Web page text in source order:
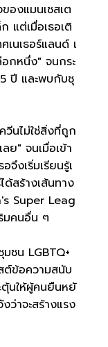
งแมนเชสเต
แต่เมื่อเธอเติ
เนเธอร์แลนด์ เ
อกหนึ่ง" จนกระ
ปี และพบกับชุ
นไม่ใช่สิ่งที่ถูก
ย" จนเมื่อเข้า
งเริ่มเรียนรู้เ
สร้างเส้นทาง
Super Leag
มคนอื่น ๆ
ชน LGBTQ+
ต์ข้อความสนับ
ตุ้นให้ผู้คนยืนหยั
ว่าจะสร้างแรง